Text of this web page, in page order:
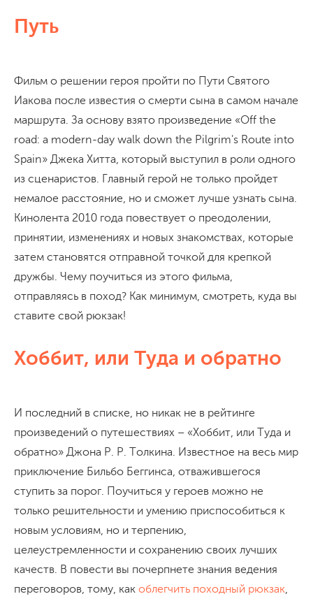
Путь
Фильм о решении героя пройти по Пути Святого
Иакова после известия о смерти сына в самом начале
маршрута. За основу взято произведение «Off the
road: a modern-day walk down the Pilgrim's Route into
Spain» Джека Хитта, который выступил в роли одного
из сценаристов. Главный герой не только пройдет
немалое расстояние, но и сможет лучше узнать сына.
Кинолента 2010 года повествует о преодолении,
принятии, изменениях и новых знакомствах, которые
затем становятся отправной точкой для крепкой
дружбы. Чему поучиться из этого фильма,
отправляясь в поход? Как минимум, смотреть, куда вы
ставите свой рюкзак!
Хоббит, или Туда и обратно
И последний в списке, но никак не в рейтинге
произведений о путешествиях – «Хоббит, или Туда и
обратно» Джона Р. Р. Толкина. Известное на весь мир
приключение Бильбо Беггинса, отважившегося
ступить за порог. Поучиться у героев можно не
только решительности и умению приспособиться к
новым условиям, но и терпению,
целеустремленности и сохранению своих лучших
качеств. В повести вы почерпнете знания ведения
переговоров, тому, как облегчить походный рюкзак,